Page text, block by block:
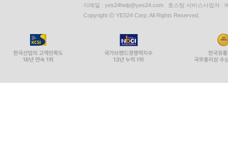
이메일 : yes24help@yes24.com 호스팅 서비스사업자 :
Copyright ⓒ YES24 Corp. All Rights Reserved.